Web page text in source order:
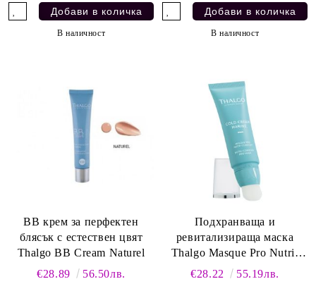
В наличност В наличност
BB крем за перфектен
блясък с естествен цвят
Thalgo BB Cream Naturel
€28.89
56.50лв.
Подхранваща и
ревитализираща маска
Thalgo Masque Pro Nutri-
Confor
€28.22 55.19лв.